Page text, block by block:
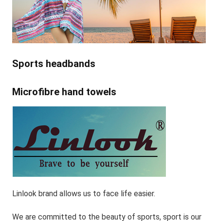
Sports headbands
Microfibre hand towels
Linlook brand allows us to face life easier.
We are committed to the beauty of sports, sport is our